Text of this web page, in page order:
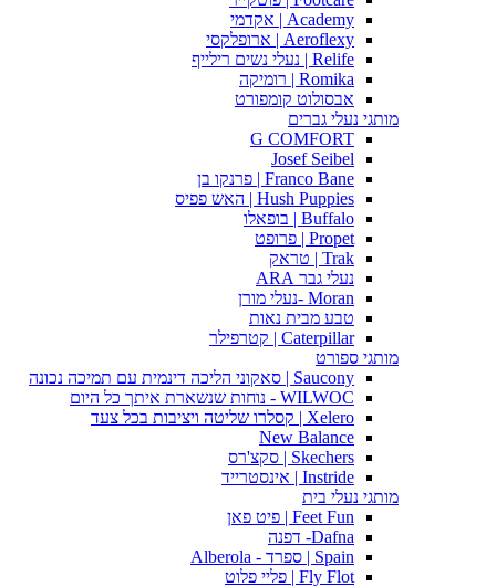
Academy | אקדמי
Aeroflexy | ארופלקסי
Relife | נעלי נשים רילייף
Romika | רומיקה
אבסולוט קומפורט
מותגי נעלי גברים
G COMFORT
Josef Seibel
Franco Bane | פרנקו בן
Hush Puppies | האש פפיס
Buffalo | בופאלו
Propet | פרופט
Trak | טראק
נעלי גבר ARA
Moran -נעלי מורן
טבע מבית נאות
Caterpillar | קטרפילר
מותגי ספורט
Saucony | סאקוני הליכה דינמית עם תמיכה נכונה
WILWOC - נוחות שנשארת איתך כל היום
Xelero | קסלרו שליטה ויציבות בכל צעד
New Balance
Skechers | סקצ'רס
Instride | אינסטרייד
מותגי נעלי בית
Feet Fun | פיט פאן
Dafna- דפנה
Spain | ספרד - Alberola
Fly Flot | פליי פלוט